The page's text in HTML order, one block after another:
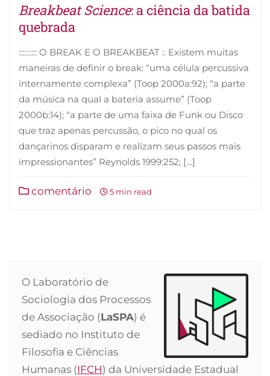
Breakbeat Science: a ciência da batida
quebrada
:::::::::: O BREAK E O BREAKBEAT :. Existem muitas
maneiras de definir o break: “uma célula percussiva
internamente complexa” (Toop 2000a:92); “a parte
da música na qual a bateria assume” (Toop
2000b:14); “a parte de uma faixa de Funk ou Disco
que traz apenas percussão, o pico no qual os
dançarinos disparam e realizam seus passos mais
impressionantes” Reynolds 1999:252; […]
comentário 5 min read
O Laboratório de
Sociologia dos Processos
de Associação (LaSPA) é
sediado no Instituto de
Filosofia e Ciências
Humanas (IFCH) da Universidade Estadual